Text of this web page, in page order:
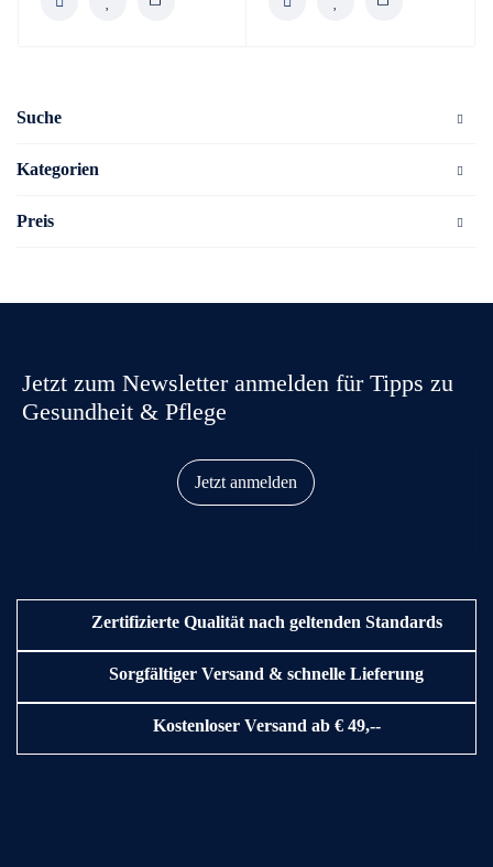
Suche
Kategorien
Preis
Jetzt zum Newsletter anmelden für Tipps zu
Gesundheit & Pflege
Jetzt anmelden
Zertifizierte Qualität nach geltenden Standards
Sorgfältiger Versand & schnelle Lieferung
Kostenloser Versand ab € 49,--